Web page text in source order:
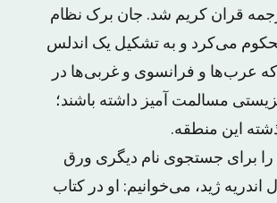
قران کریم شد. جان برک نظام
می‌کرد و به تشکیل یک اندلس
عرب‌ها و فرانسوی و غربی‌ها در
مسالمت آمیز داشته باشند؛
این منطقه.
را برای جستجوی نام دیگری ورق
اندریه ژید، می‌خوانیم: او در کتاب